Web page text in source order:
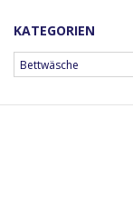
KATEGORIEN